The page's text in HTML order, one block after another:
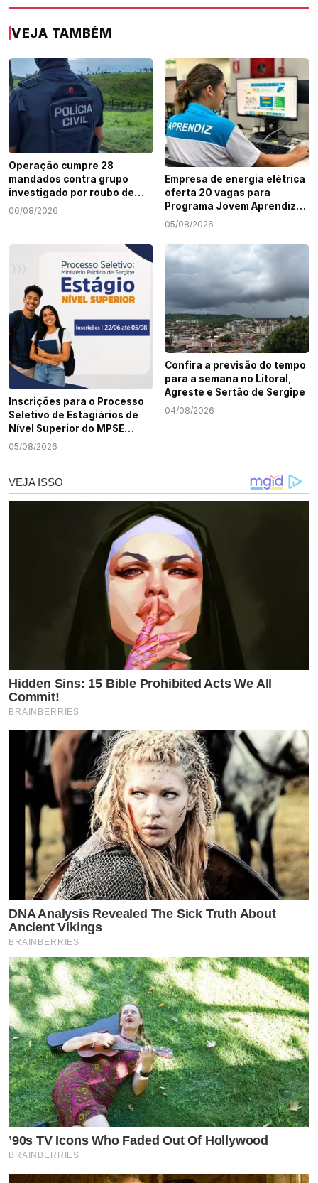
VEJA TAMBÉM
Operação cumpre 28
mandados contra grupo
investigado por roubo de
cargas e tráfico de drogas
06/08/2026
Empresa de energia elétrica
oferta 20 vagas para
Programa Jovem Aprendiz
em Sergipe
05/08/2026
Inscrições para o Processo
Seletivo de Estagiários de
Nível Superior do MPSE
terminam nesta quarta-
05/08/2026
Confira a previsão do tempo
para a semana no Litoral,
Agreste e Sertão de Sergipe
04/08/2026